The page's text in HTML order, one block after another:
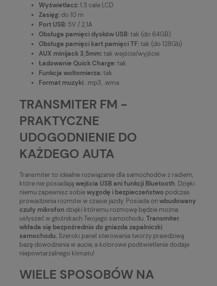
Wyświetlacz:1.3 cale LCD
Zasięg:do 10 m
Port USB: 5V / 2.1A
Obsługa pamięci dysków USB:tak (do 64GB)
Obsługa pamięci kart pamięci TF:tak (do 128Gb)
AUX minijack 3,5mm:tak wejście/wyjście
Ładowanie Quick Charge:tak
Funkcja woltomierza:tak
Format muzyki: .mp3, .wma
TRANSMITER FM -
PRAKTYCZNE
UDOGODNIENIE DO
KAŻDEGO AUTA
Transmiter to idealne rozwiązanie dla samochodów z radiem,
które nie posiadająwejścia USB ani funkcji Bluetooth. Dzięki
niemu zapewnisz sobiewygodę i bezpieczeństwo podczas
prowadzenia rozmów w czasie jazdy. Posiada onwbudowany
czuły mikrofon dzięki któremu rozmowę będzie można
usłyszeć w głośnikach Twojego samochodu. Transmiter
wkłada się bezpośrednio do gniazda zapalniczki
samochodu.Szeroki panel sterowania tworzy prawdziwą
bazę dowodzenia w aucie, a kolorowe podświetlenie dodaje
niepowtarzalnego klimatu!
WIELE SPOSOBÓW NA